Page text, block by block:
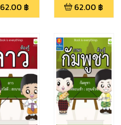
62.00 ฿ 62.00 ฿